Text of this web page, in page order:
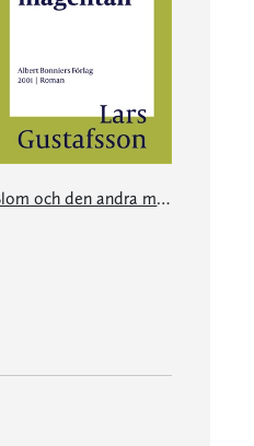
Blom och den andra magentan